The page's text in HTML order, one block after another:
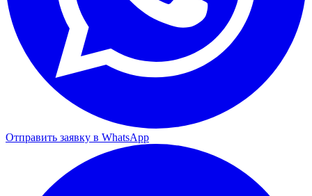
Отправить заявку в WhatsApp